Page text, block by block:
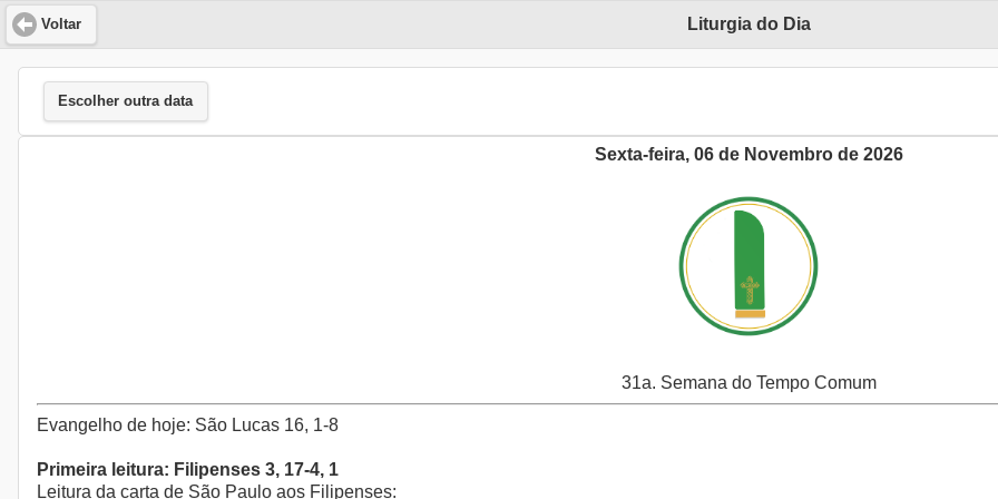
Liturgia do Dia
Voltar
Escolher outra data
Sexta-feira, 06 de Novembro de 2026
31a. Semana do Tempo Comum
Evangelho de hoje: São Lucas 16, 1-8
Primeira leitura: Filipenses 3, 17-4, 1
Leitura da carta de São Paulo aos Filipenses: